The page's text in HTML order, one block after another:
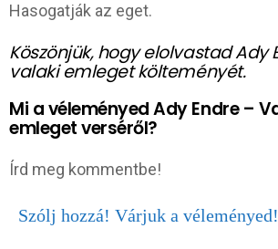
Hasogatják az eget.
Köszönjük, hogy elolvastad Ady
valaki emleget költeményét.
Mi a véleményed Ady Endre –
emleget verséről?
Írd meg kommentbe!
Szólj hozzá! Várjuk a véleményed!